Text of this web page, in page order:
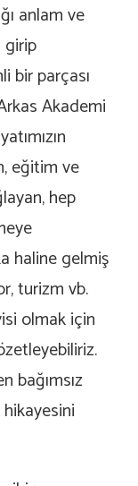
anlam ve
girip
bir parçası
Akademi
eğitim ve
hep
haline gelmiş
turizm vb.
olmak için
bağımsız